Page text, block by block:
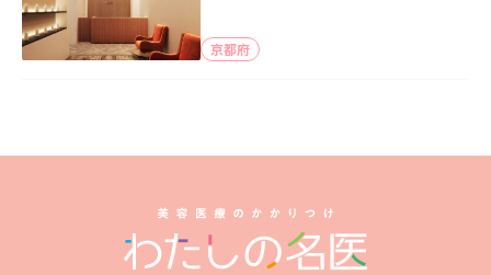
京都府